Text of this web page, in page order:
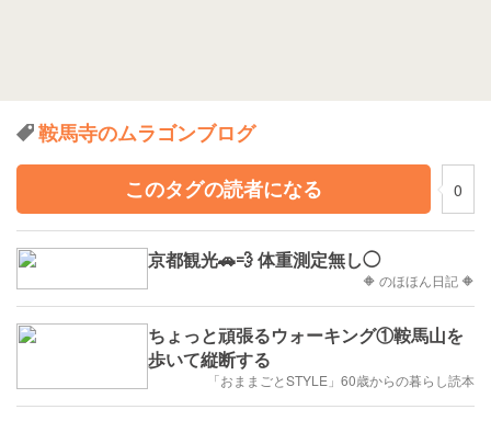
鞍馬寺のムラゴンブログ
このタグの読者になる
0
京都観光🚗💨 体重測定無し◯
🔶 のほほん日記 🔶
ちょっと頑張るウォーキング①鞍馬山を
歩いて縦断する
「おままごとSTYLE」60歳からの暮らし読本